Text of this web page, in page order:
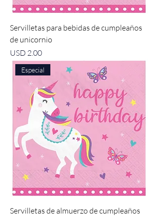
Servilletas para bebidas de cumpleaños
de unicornio
Precio
USD 2.00
Especial
Servilletas de almuerzo de cumpleaños